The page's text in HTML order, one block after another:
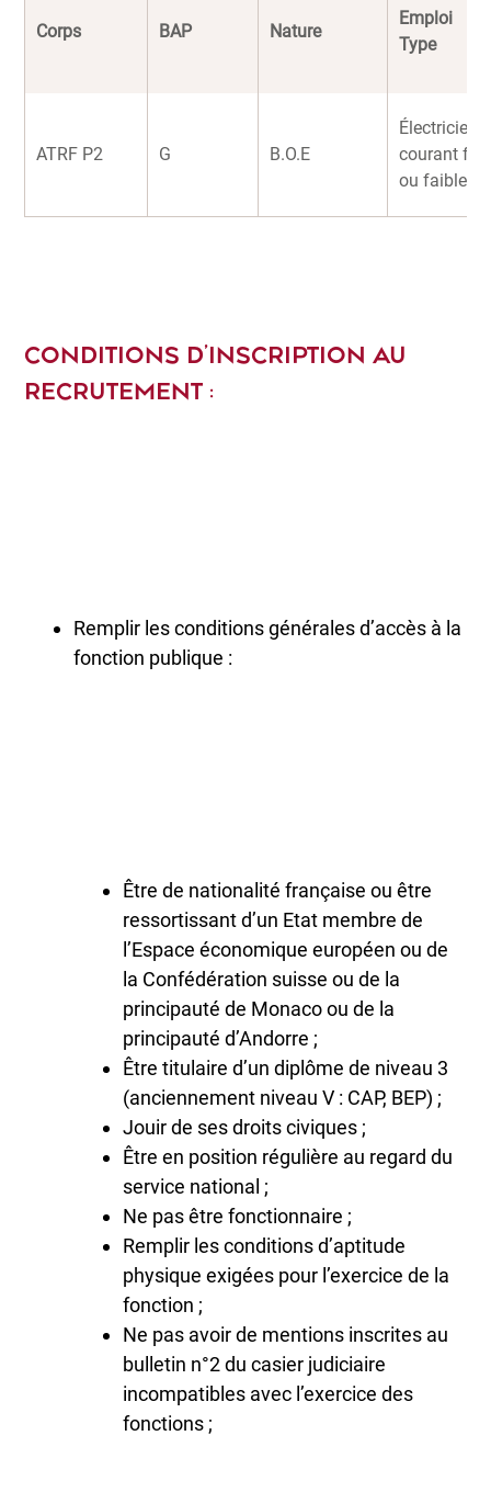
Corps BAP Nature
Emploi
Type
ATRF P2 G B.O.E
Électricien
courant fort
ou faible
CONDITIONS D’INSCRIPTION AU
RECRUTEMENT :
Remplir les conditions générales d’accès à la
fonction publique :
Être de nationalité française ou être
ressortissant d’un Etat membre de
l’Espace économique européen ou de
la Confédération suisse ou de la
principauté de Monaco ou de la
principauté d’Andorre ;
Être titulaire d’un diplôme de niveau 3
(anciennement niveau V : CAP, BEP) ;
Jouir de ses droits civiques ;
Être en position régulière au regard du
service national ;
Ne pas être fonctionnaire ;
Remplir les conditions d’aptitude
physique exigées pour l’exercice de la
fonction ;
Ne pas avoir de mentions inscrites au
bulletin n°2 du casier judiciaire
incompatibles avec l’exercice des
fonctions ;